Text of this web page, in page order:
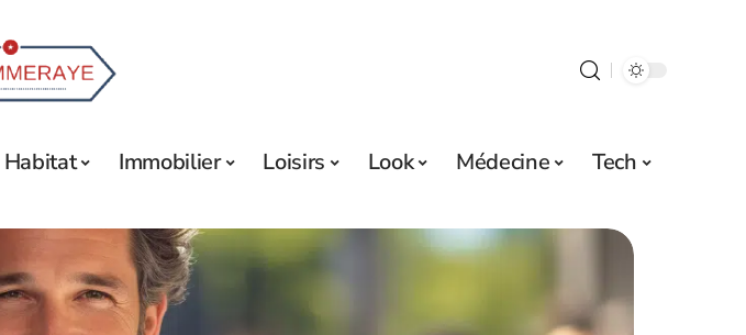
Habitat Immobilier Loisirs Look Médecine Tech